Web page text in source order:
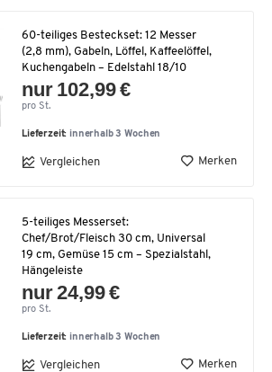
60-teiliges Besteckset: 12 Messer
(2,8 mm), Gabeln, Löffel, Kaffeelöffel,
Kuchengabeln – Edelstahl 18/10
nur 102,99 €
pro St.
Lieferzeit: innerhalb 3 Wochen
Vergleichen Merken
5-teiliges Messerset:
Chef/Brot/Fleisch 30 cm, Universal
19 cm, Gemüse 15 cm – Spezialstahl,
Hängeleiste
nur 24,99 €
pro St.
Lieferzeit: innerhalb 3 Wochen
Vergleichen Merken